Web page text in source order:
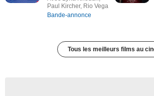
Paul Kircher, Rio Vega
Bande-annonce
Tous les meilleurs films au